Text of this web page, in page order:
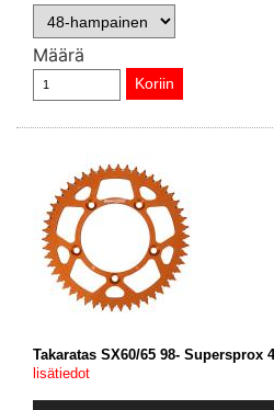
Määrä
Takaratas SX60/65 98- Supersprox
lisätiedot